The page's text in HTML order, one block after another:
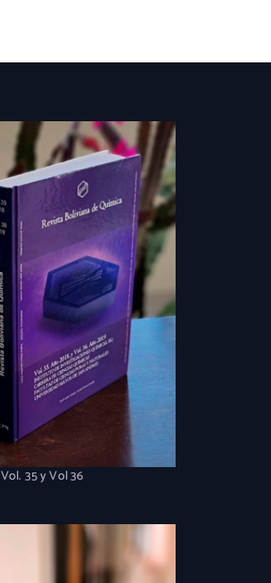
Vol. 35 y Vol 36